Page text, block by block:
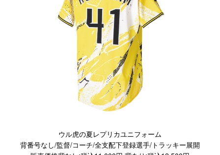
ウル虎の夏レプリカユニフォーム
背番号なし/監督/コーチ/全支配下登録選手/トラッキー展開